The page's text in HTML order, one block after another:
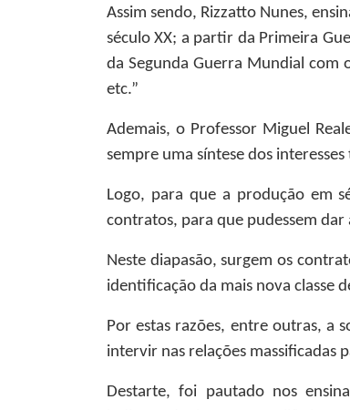
Assim sendo, Rizzatto Nunes,
século XX; a partir da Primeira
da Segunda Guerra Mundial
etc.”
Ademais, o Professor Miguel
sempre uma síntese dos
Logo, para que a produção em
contratos, para que pudessem dar
Neste diapasão, surgem os
identificação da mais nova classe
Por estas razões, entre outras, a
intervir nas relações massificadas
Destarte, foi pautado nos